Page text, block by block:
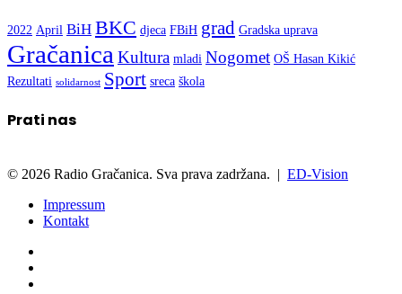
2022 April BiH BKC djeca FBiH grad Gradska uprava
Gračanica Kultura mladi Nogomet OŠ Hasan Kikić
Rezultati solidarnost Sport sreca škola
Prati nas
© 2026 Radio Gračanica. Sva prava zadržana. | ED-Vision
Impressum
Kontakt